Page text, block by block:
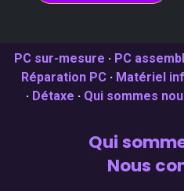
PC sur-mesure · PC
Réparation PC · Matériel
· Détaxe · Qui sommes
Qui
Nous